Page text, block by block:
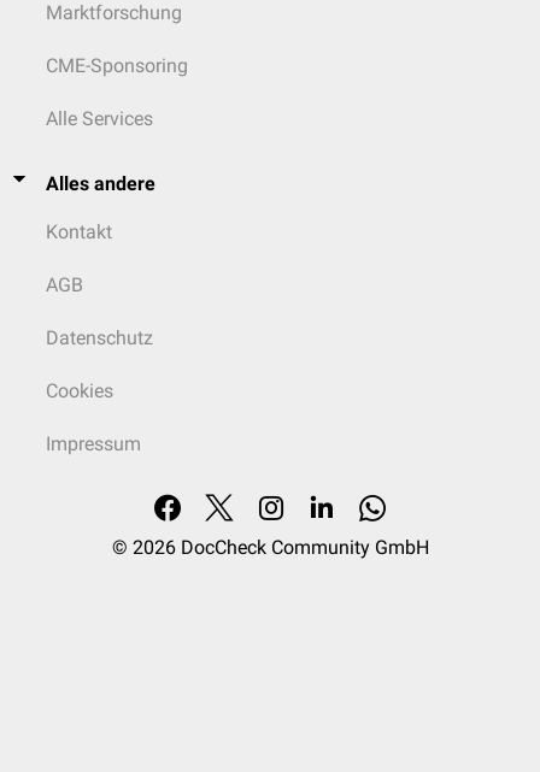
Marktforschung
CME-Sponsoring
Alle Services
Alles andere
Kontakt
AGB
Datenschutz
Cookies
Impressum
© 2026 DocCheck Community GmbH